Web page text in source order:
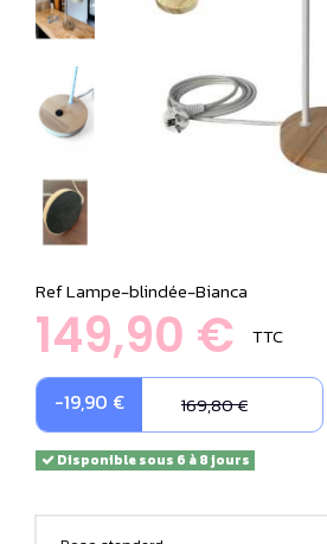
RefLampe-blindée-Bianca
149,90 € TTC
-19,90 € 169,80 €
Disponible sous 6 à 8 jours